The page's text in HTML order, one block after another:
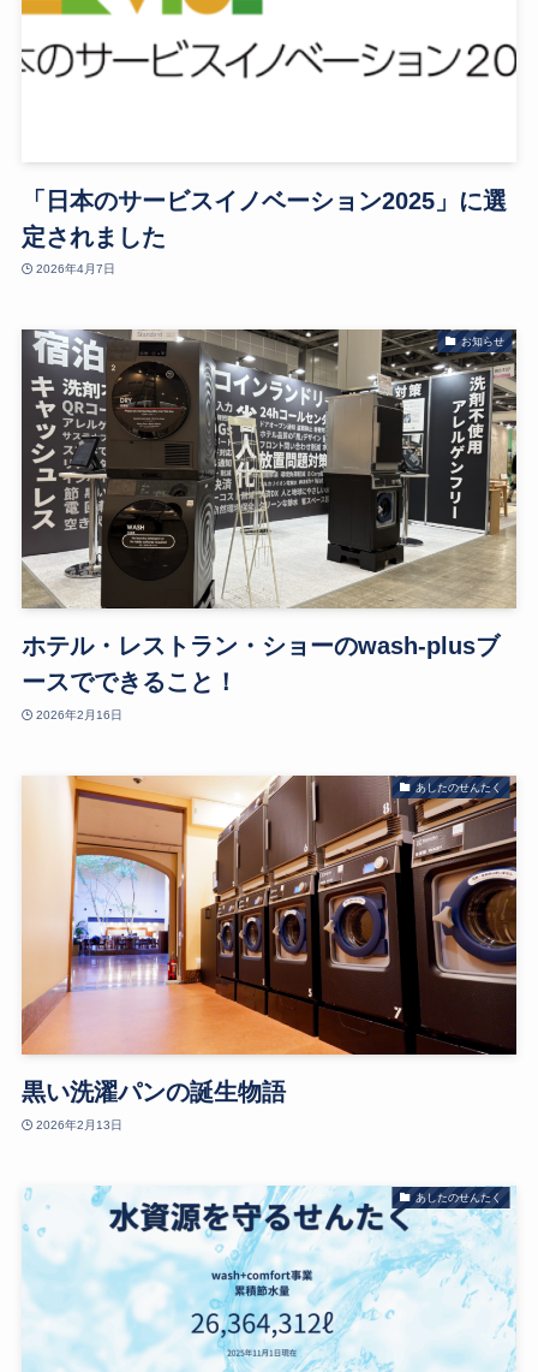
「日本のサービスイノベーション2025」に選
定されました
2026年4月7日
お知らせ
ホテル・レストラン・ショーのwash-plusブ
ースでできること！
2026年2月16日
あしたのせんたく
黒い洗濯パンの誕生物語
2026年2月13日
あしたのせんたく